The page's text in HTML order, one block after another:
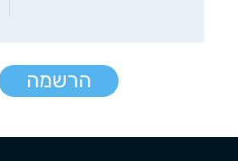
הרשמה